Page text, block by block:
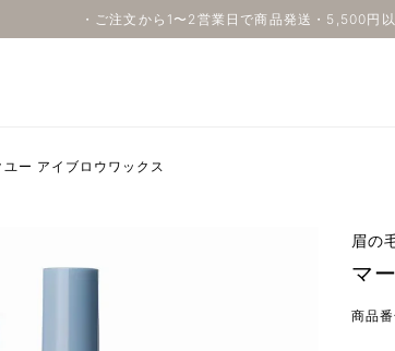
・ご注文から1〜2営業日で商品発送・5,500円
ユー アイブロウワックス
眉の
マ
商品